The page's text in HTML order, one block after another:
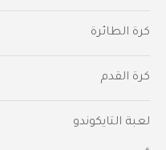
كرة الطائرة
كرة القدم
لعبة التايكوندو